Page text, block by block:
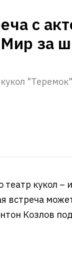
с
за
"Теремок"
кукол –
встреча
Козлов